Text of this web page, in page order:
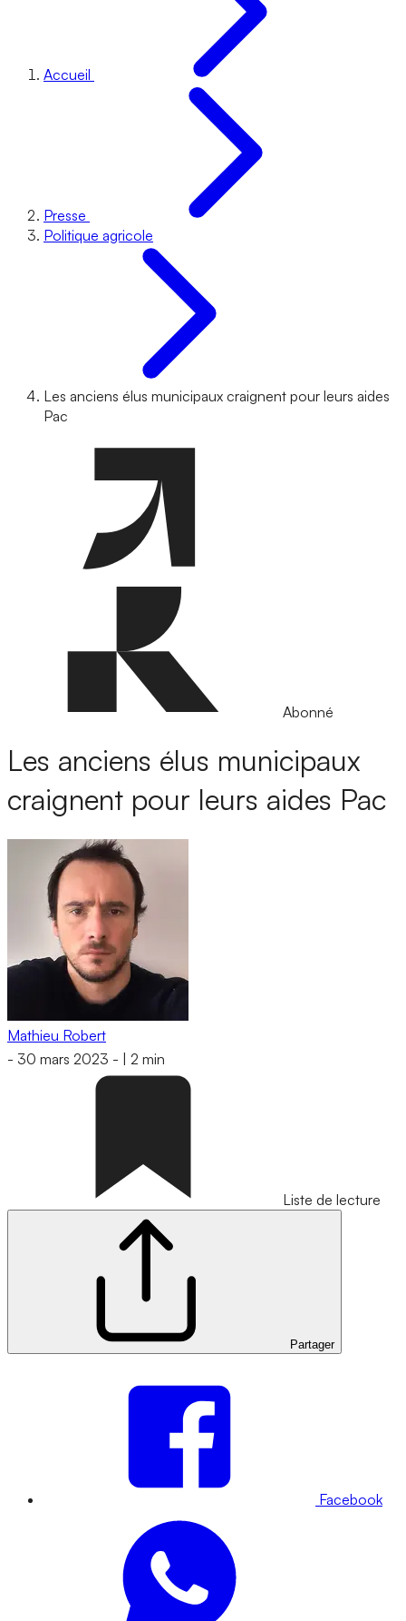
Accueil
Presse
Politique agricole
Les anciens élus municipaux craignent pour leurs aides
Pac
Abonné
Les anciens élus municipaux
craignent pour leurs aides Pac
Mathieu Robert
- 30 mars 2023 - 2 min
Liste de lecture
Partager
Facebook